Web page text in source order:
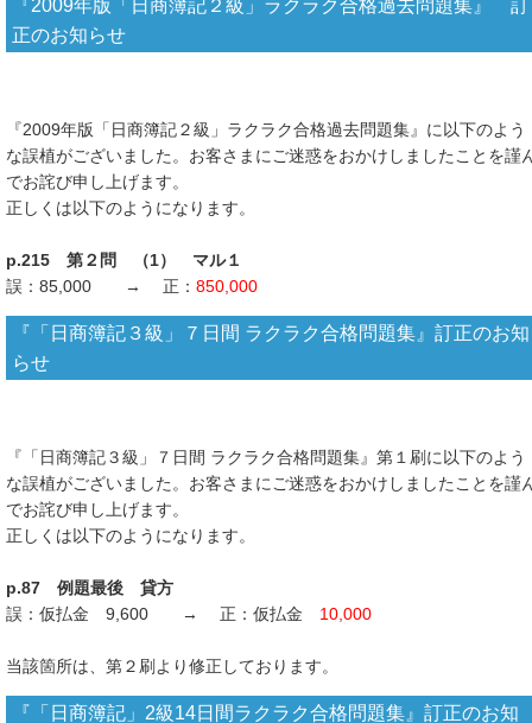
『2009年版「日商簿記２級」ラクラク合格過去問題集』 訂
正のお知らせ
『2009年版「日商簿記２級」ラクラク合格過去問題集』に以下のよう
な誤植がございました。お客さまにご迷惑をおかけしましたことを謹
でお詫び申し上げます。
正しくは以下のようになります。
p.215 第２問 （1） マル１
誤：85,000 → 正： 850,000
『「日商簿記３級」７日間 ラクラク合格問題集』訂正のお知
らせ
『「日商簿記３級」７日間 ラクラク合格問題集』第１刷に以下のよう
な誤植がございました。お客さまにご迷惑をおかけしましたことを謹
でお詫び申し上げます。
正しくは以下のようになります。
p.87 例題最後 貸方
誤：仮払金 9,600 → 正：仮払金 10,000
当該箇所は、第２刷より修正しております。
『「日商簿記」2級14日間ラクラク合格問題集』訂正のお知